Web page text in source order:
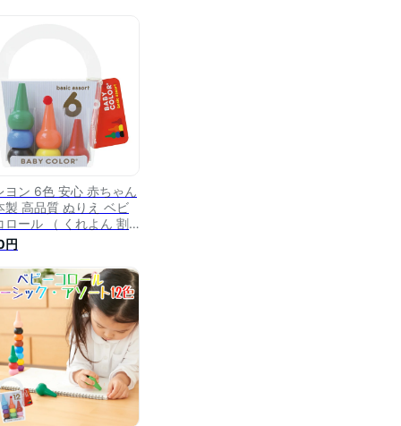
ヨン 6色 安心 赤ちゃん
製 高品質 ぬりえ ベビ
ロール （ くれよん 割
くい 女の子 男の子 知
具 プレゼント ギフト
い かわいい お絵かき
ー 子供 こども ）
円以上送料無料】
円